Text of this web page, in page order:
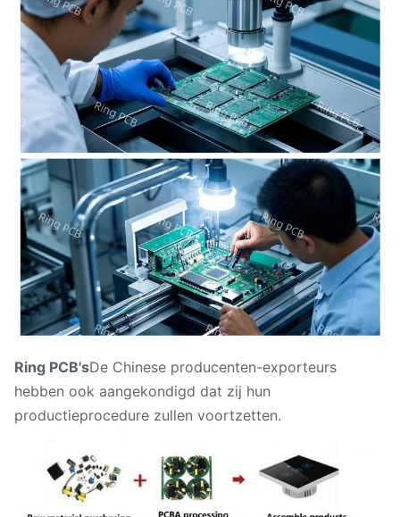
Ring PCB'sDe Chinese producenten-exporteurs
hebben ook aangekondigd dat zij hun
productieprocedure zullen voortzetten.